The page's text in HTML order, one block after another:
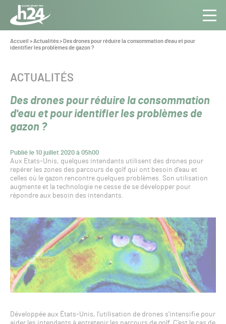
Panneau de gestion des cookies
Aller au contenu
Toute
l’info
du Gazon
Vous
êtes
Accueil >Actualités> Des drones pour réduire la consommation d'eau et pour
identifier les problèmes de gazon ?
Des drones pour réduire la consommation
d'eau et pour identifier les problèmes de
gazon ?
Publié le 10 juillet 2020 à 05h00
CATÉGORIE :
ACTUALITÉS
Aux Etats-Unis, quelques intendants utilisent des drones pour
repérer les zones des parcours de golf qui ont besoin d’eau et
celles où le gazon rencontre quelques problèmes. Son utilisation
augmente et la technologie ne cesse de se développer pour
répondre aux besoin des intendants.
Développée aux États-Unis, l’utilisation de drones s’intensifie pour